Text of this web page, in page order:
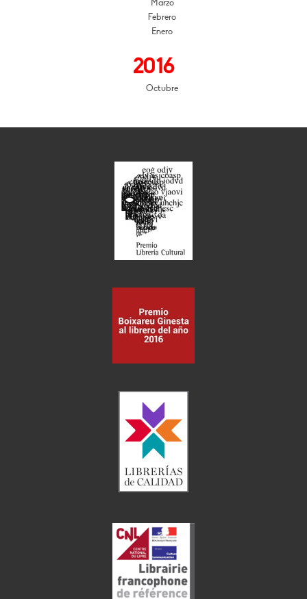
Marzo
Febrero
Enero
2016
Octubre